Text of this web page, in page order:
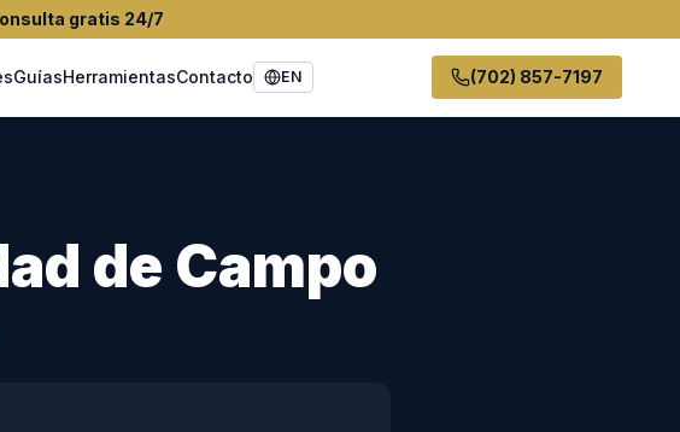
gratis 24/7
GuíasHerramientasContacto EN (702) 857-7197
de Campo